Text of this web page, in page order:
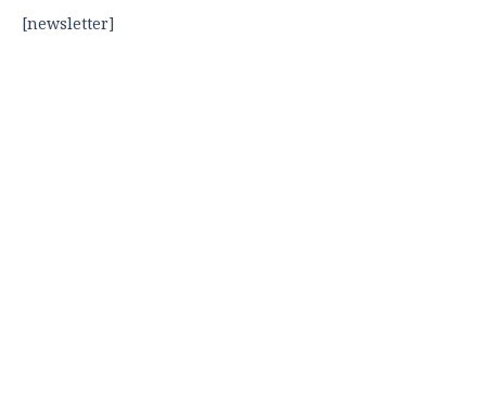
[newsletter]